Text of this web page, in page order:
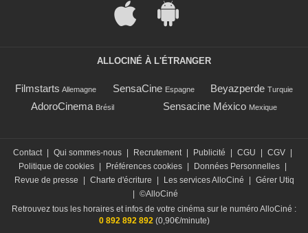
ALLOCINÉ À L'ÉTRANGER
Filmstarts Allemagne SensaCine Espagne Beyazperde Turquie
AdoroCinema Brésil Sensacine México Mexique
Contact | Qui sommes-nous | Recrutement | Publicité | CGU | CGV |
Politique de cookies | Préférences cookies | Données Personnelles |
Revue de presse
| Charte d'écriture | Les services AlloCiné | Gérer Utiq
| ©AlloCiné
Retrouvez tous les horaires et infos de votre cinéma sur le numéro AlloCiné :
0 892 892 892 (0,90€/minute)